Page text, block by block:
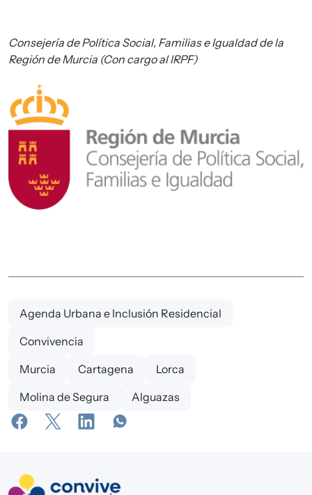
Consejería de Política Social, Familias e Igualdad de la
Región de Murcia (Con cargo al IRPF)
Imagen
Agenda Urbana e Inclusión Residencial
Convivencia
Murcia
Cartagena
Lorca
Molina de Segura
Alguazas